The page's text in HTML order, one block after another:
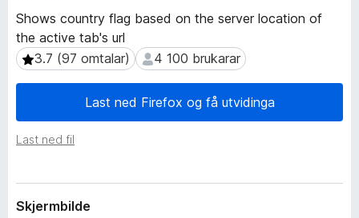
t
l
l
g
r
Shows country flag based on the server location of
the active tab's url
3.7 (97 omtalar)
3.7 (97 omtalar) 4 100 brukarar
4 100 brukarar
Last ned Firefox og få utvidinga
Last ned fil
t
a
f
o
t
v
n
Skjermbilde